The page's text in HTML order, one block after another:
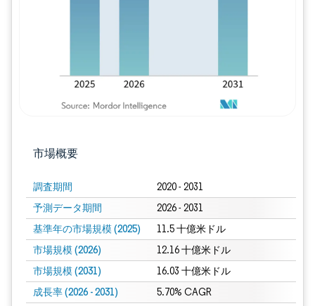
市場概要
調査期間 2020 - 2031
予測データ期間 2026 - 2031
基準年の市場規模 (2025) 11.5 十億米ドル
市場規模 (2026) 12.16 十億米ドル
市場規模 (2031) 16.03 十億米ドル
成長率 (2026 - 2031) 5.70% CAGR